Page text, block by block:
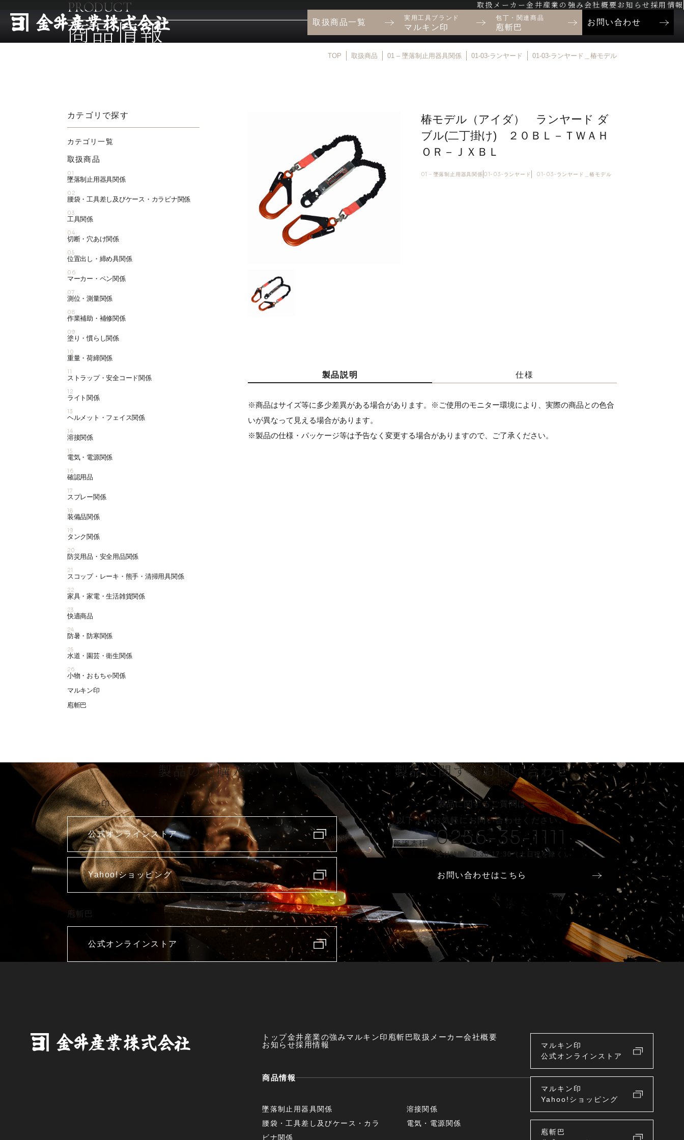
取扱メーカー金井産業の強み 会社概要お知らせ 採用情報
取扱商品一覧 実用工具ブランド
マルキン印
包丁・関連商品
庖斬巴
お問い合わせ
PRODUCT
商品情報
TOP 取扱商品 01 – 墜落制止用器具関係 01-03-ランヤード 01-03-ランヤード＿椿モデル
椿モデル（アイダ） ランヤード ダ
ブル(二丁掛け) ２０ＢＬ－ＴＷＡＨ
ＯＲ－ＪＸＢＬ
01 – 墜落制止用器具関係 01-03-ランヤード 01-03-ランヤード＿椿モデル
製品説明 仕様
※商品はサイズ等に多少差異がある場合があります。※ご使用のモニター環境により、実際の商品との色合
いが異なって見える場合があります。
※製品の仕様・パッケージ等は予告なく変更する場合がありますので、ご了承ください。
カテゴリで探す
カテゴリ一覧
取扱商品
01
墜落制止用器具関係
02
腰袋・工具差し及びケース・カラビナ関係
03
工具関係
04
切断・穴あけ関係
05
位置出し・締め具関係
06
マーカー・ペン関係
07
測位・測量関係
08
作業補助・補修関係
09
塗り・慣らし関係
10
重量・荷締関係
11
ストラップ・安全コード関係
12
ライト関係
13
ヘルメット・フェイス関係
14
溶接関係
15
電気・電源関係
16
確認用品
17
スプレー関係
18
装備品関係
19
タンク関係
20
防災用品・安全用品関係
21
スコップ・レーキ・熊手・清掃用具関係
22
家具・家電・生活雑貨関係
23
快適商品
24
防暑・防寒関係
25
水道・園芸・衛生関係
26
小物・おもちゃ関係
マルキン印
庖斬巴
製品のご購入
マルキン印
公式オンラインストア
Yahoo!ショッピング
庖斬巴
公式オンラインストア
製品に関するお問い合わせ
製品に関するご質問は
以下よりお気軽に
お問い合わせください。
新潟本社 0256-35-1111
受付時間 8:30-17:30（土日祝を除く）
お問い合わせはこちら
トップ金井産業の強みマルキン印 庖斬巴取扱メーカー会社概要
お知らせ採用情報
商品情報
墜落制止用器具関係
腰袋・工具差し及びケース・カラ
ビナ関係
溶接関係
電気・電源関係
マルキン印
公式オンラインストア
マルキン印
Yahoo!ショッピング
庖斬巴